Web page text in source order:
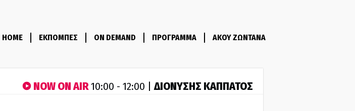
HOME ΕΚΠΟΜΠΕΣ ON DEMAND ΠΡΟΓΡΑΜΜΑ ΑΚΟΥ ΖΩΝΤΑΝΑ
NOW ON AIR10:00 - 12:00 |ΔΙΟΝΥΣΗΣ ΚΑΠΠΑΤΟΣ